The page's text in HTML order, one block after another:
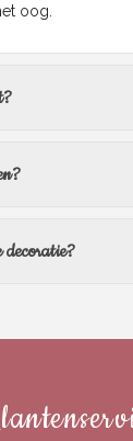
oog.
decoratie?